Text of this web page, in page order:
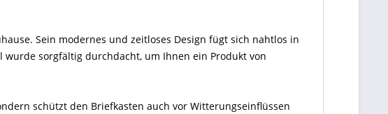
Sein modernes und zeitloses Design fügt sich nahtlos in
sorgfältig durchdacht, um Ihnen ein Produkt von
schützt den Briefkasten auch vor Witterungseinflüssen